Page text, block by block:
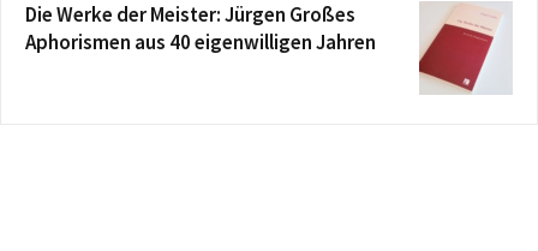
Die Werke der Meister: Jürgen Großes
Aphorismen aus 40 eigenwilligen Jahren